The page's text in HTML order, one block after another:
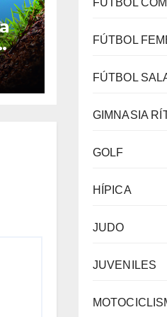
FÚTBOL
FÚTBOL
FÚTBOL
GIMNASIA
GOLF
HÍPICA
JUDO
JUVENILES